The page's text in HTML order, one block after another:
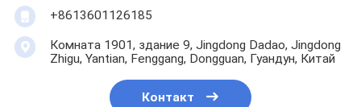
+8613601126185
Комната 1901, здание 9, Jingdong Dadao, Jingdong
Zhigu, Yantian, Fenggang, Dongguan, Гуандун, Китай
Контакт